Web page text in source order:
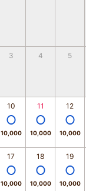
3 4 5
10
10,000
11
10,000
12
10,000
17
10,000
18
10,000
19
10,000